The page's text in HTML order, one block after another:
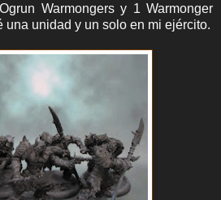
Warmongers y 1 Warmonger
una unidad y un solo en mi ejército.